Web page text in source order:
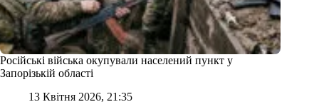
Російські війська окупували населений пункт у
Запорізькій області
13 Квітня 2026, 21:35